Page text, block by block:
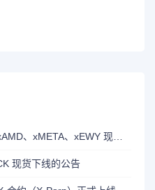
现货下线的公告